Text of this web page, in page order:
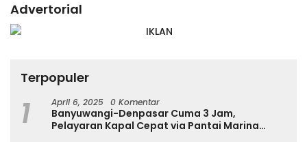
Advertorial
Terpopuler
1 April 6, 2025 0 Komentar
Banyuwangi-Denpasar Cuma 3 Jam,
Pelayaran Kapal Cepat via Pantai Marina